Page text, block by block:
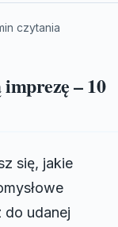
czytania
imprezę – 10
się, jakie
do udanej